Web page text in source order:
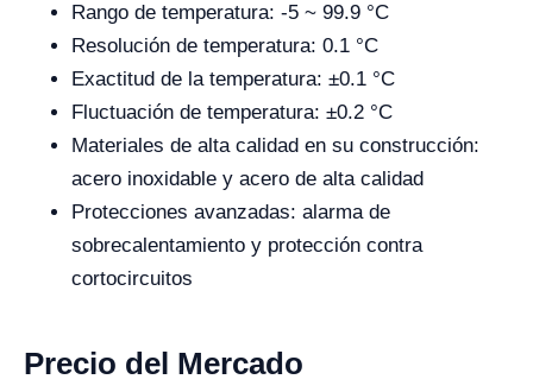
Rango de temperatura: -5 ~ 99.9 °C
Resolución de temperatura: 0.1 °C
Exactitud de la temperatura: ±0.1 °C
Fluctuación de temperatura: ±0.2 °C
Materiales de alta calidad en su construcción:
acero inoxidable y acero de alta calidad
Protecciones avanzadas: alarma de
sobrecalentamiento y protección contra
cortocircuitos
Precio del Mercado